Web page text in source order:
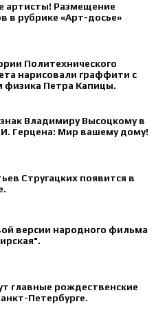
артисты! Размещение
в рубрике «Арт-досье»
Политехнического
нарисовали граффити с
физика Петра Капицы.
Владимиру Высоцкому в
Герцена: Мир вашему дому!
Стругацких появится в
версии народного фильма
главные рождественские
Петербурге.